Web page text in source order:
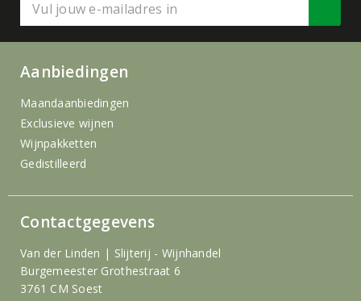
Aanbiedingen
Maandaanbiedingen
Exclusieve wijnen
Wijnpakketten
Gedistilleerd
Contactgegevens
Van der Linden | Slijterij - Wijnhandel
Burgemeester Grothestraat 6
3761 CM Soest